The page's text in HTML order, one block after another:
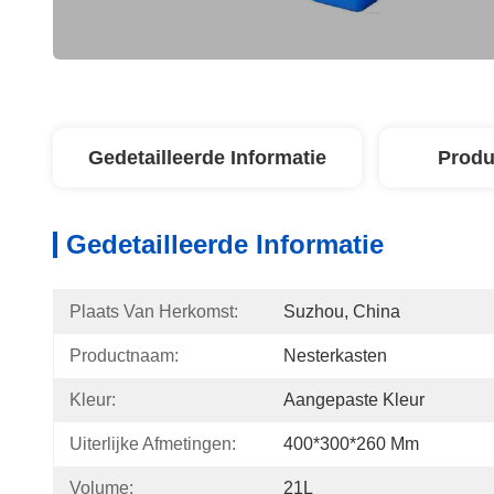
Gedetailleerde Informatie
Gedetailleerde Informatie
Plaats Van Herkomst: Suzhou, China
Productnaam: Nesterkasten
Kleur: Aangepaste Kleur
Uiterlijke Afmetingen: 400*300*260 Mm
Volume: 21L